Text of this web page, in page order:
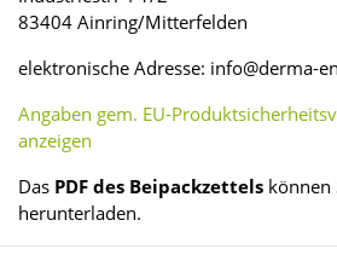
83404 Ainring/Mitterfelden
elektronische Adresse: info@derma-
Angaben gem. EU-
anzeigen
Das PDF des Beipackzettels können
herunterladen.